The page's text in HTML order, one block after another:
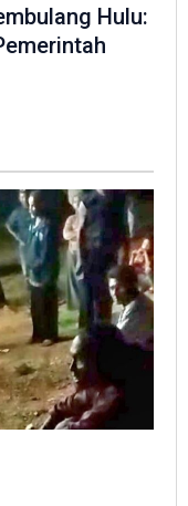
di
Sembulang
Graha
Desak
Pemerintah
Jamin
Keamanan
Hulu: